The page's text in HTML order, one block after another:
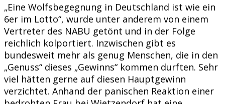
„Eine Wolfsbegegnung in Deutschland ist wie ein
6er im Lotto“, wurde unter anderem von einem
Vertreter des NABU getönt und in der Folge
reichlich kolportiert. Inzwischen gibt es
bundesweit mehr als genug Menschen, die in den
„Genuss“ dieses „Gewinns“ kommen durften. Sehr
viel hätten gerne auf diesen Hauptgewinn
verzichtet. Anhand der panischen Reaktion einer